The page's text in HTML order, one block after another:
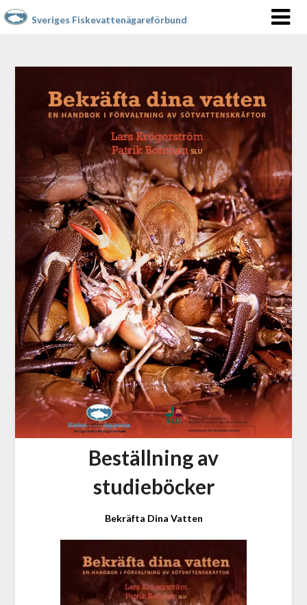
Sveriges Fiskevattenägareförbund
Beställning av
studieböcker
Bekräfta Dina Vatten